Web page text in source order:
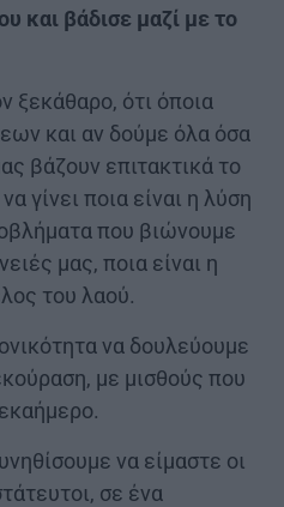
και βάδισε μαζί με το
ξεκάθαρο, ότι όποια
και αν δούμε όλα όσα
βάζουν επιτακτικά το
γίνει ποια είναι η λύση
που βιώνουμε
μας, ποια είναι η
του λαού.
να δουλεύουμε
με μισθούς που
να είμαστε οι
σε ένα